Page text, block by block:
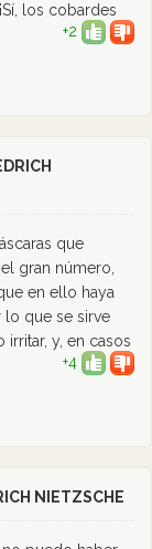
los cobardes
+2
que
gran número,
en ello haya
lo que se sirve
irritar, y, en casos
+4
NIETZSCHE